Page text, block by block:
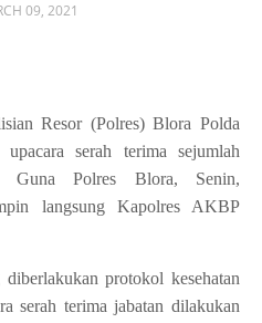
09, 2021
Resor (Polres) Blora Polda
serah terima sejumlah
Polres Blora, Senin,
langsung Kapolres AKBP
protokol kesehatan
serah terima jabatan dilakukan